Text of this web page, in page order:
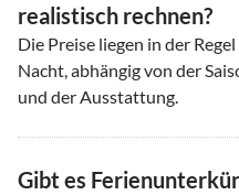
realistisch rechnen?
Die Preise liegen in der
Nacht, abhängig von der
und der Ausstattung.
Gibt es